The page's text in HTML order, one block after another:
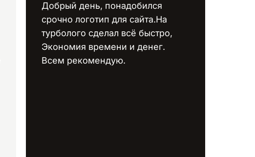
Добрый день, понадобился
срочно логотип для сайта.На
турболого сделал всё быстро,
Экономия времени и денег.
Всем рекомендую.